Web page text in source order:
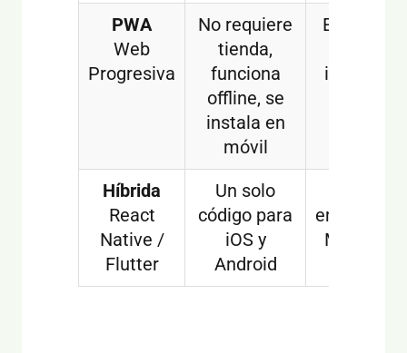
PWA
Web
Progresiva
No requiere
tienda,
funciona
offline, se
instala en
móvil
E-
Híbrida
React
Native /
Flutter
Un solo
código para
iOS y
Android
MVP,